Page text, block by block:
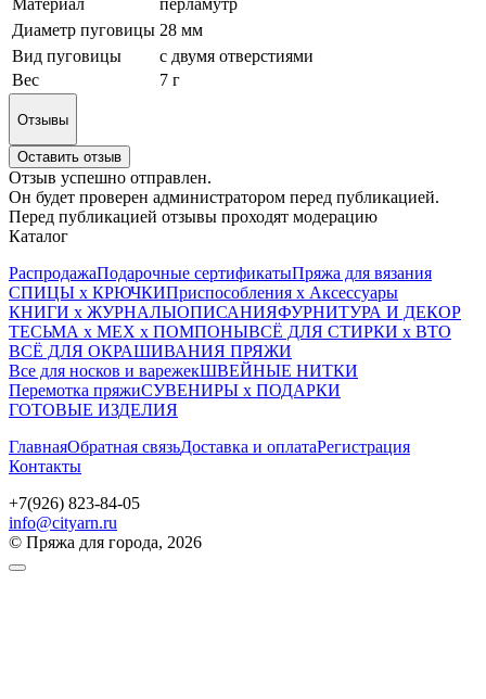
Материал
перламутр
Диаметр пуговицы 28 мм
Вид пуговицы
с двумя отверстиями
Вес
7 г
Отзывы
Оставить отзыв
Отзыв успешно отправлен.
Он будет проверен администратором перед публикацией.
Перед публикацией отзывы проходят модерацию
Каталог
РаспродажаПодарочные сертификатыПряжа для вязания
СПИЦЫ х КРЮЧКИПриспособления х Аксессуары
КНИГИ х ЖУРНАЛЫОПИСАНИЯФУРНИТУРА И ДЕКОР
ТЕСЬМА х МЕХ х ПОМПОНЫВСЁ ДЛЯ СТИРКИ х ВТО
ВСЁ ДЛЯ ОКРАШИВАНИЯ ПРЯЖИ
Все для носков и варежекШВЕЙНЫЕ НИТКИ
Перемотка пряжиСУВЕНИРЫ х ПОДАРКИ
ГОТОВЫЕ ИЗДЕЛИЯ
ГлавнаяОбратная связьДоставка и оплатаРегистрация
Контакты
+7(926) 823-84-05
info@cityarn.ru
© Пряжа для города, 2026